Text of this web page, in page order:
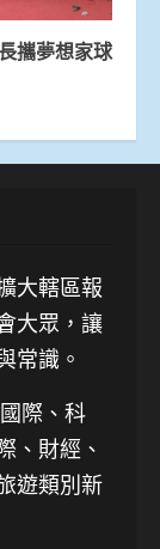
攜夢想家球
大轄區報
大眾，讓
常識。
國際、科
、財經、
遊類別新